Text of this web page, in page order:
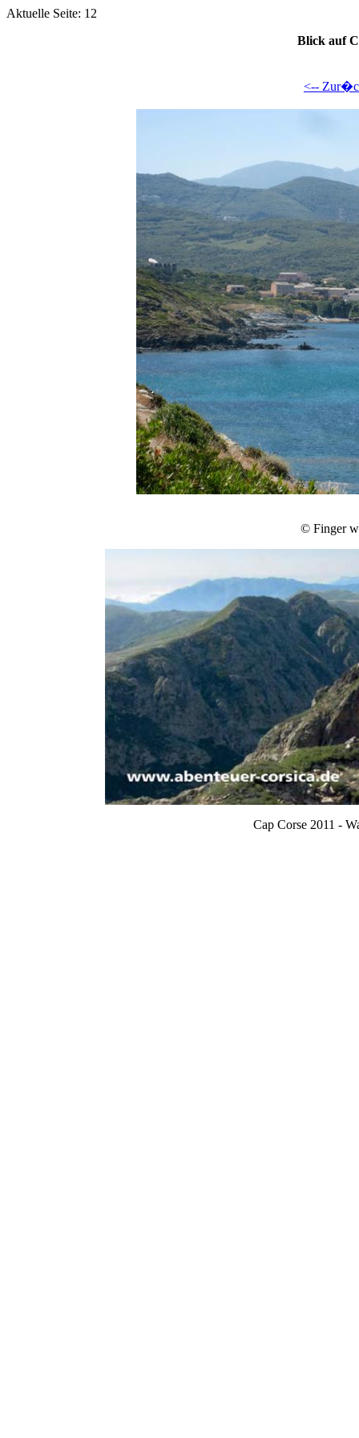
Aktuelle Seite: 12
Blick auf
<--
© Finger
Cap Corse 2011 -